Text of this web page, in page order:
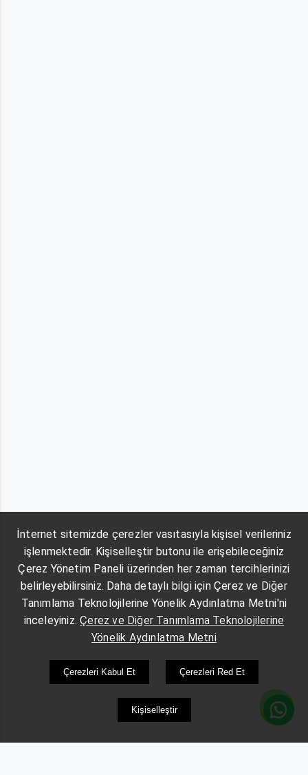
İnternet sitemizde çerezler vasıtasıyla kişisel verileriniz
işlenmektedir. Kişiselleştir butonu ile erişebileceğiniz
Çerez Yönetim Paneli üzerinden her zaman tercihlerinizi
belirleyebilirsiniz. Daha detaylı bilgi için Çerez ve Diğer
Tanımlama Teknolojilerine Yönelik Aydınlatma Metni'ni
inceleyiniz.Çerez ve Diğer Tanımlama Teknolojilerine
Yönelik Aydınlatma Metni
Çerezleri Kabul Et Çerezleri Red Et
Kişiselleştir